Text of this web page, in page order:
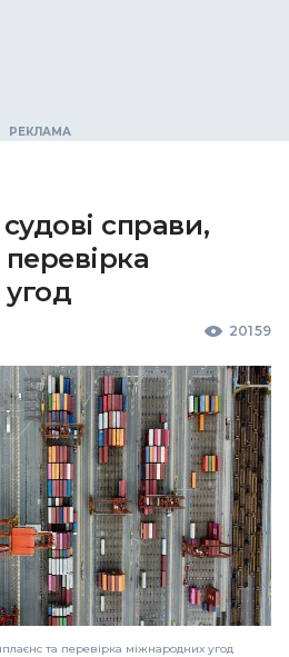
справи,
20159
та перевірка міжнародних угод